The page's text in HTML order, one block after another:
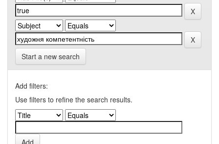
Start a new search
Add filters:
Use filters to refine the search results.